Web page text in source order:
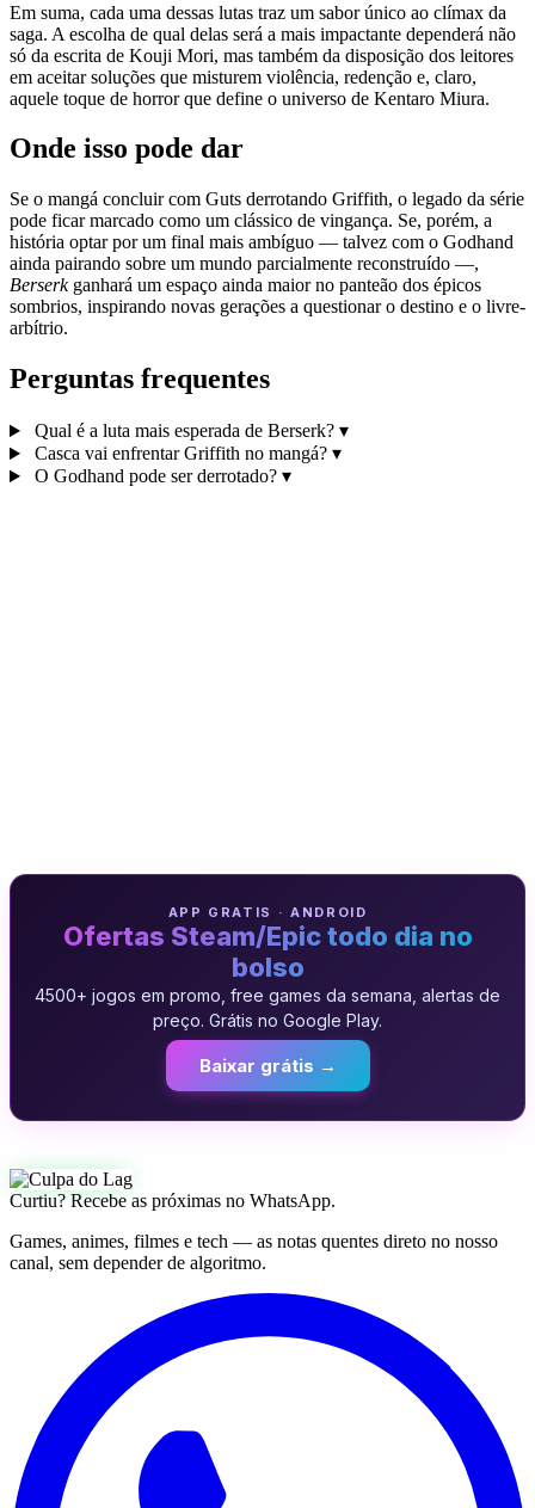
Em suma, cada uma dessas lutas traz um sabor único ao clímax da
saga. A escolha de qual delas será a mais impactante dependerá não
só da escrita de Kouji Mori, mas também da disposição dos leitores
em aceitar soluções que misturem violência, redenção e, claro,
aquele toque de horror que define o universo de Kentaro Miura.
Onde isso pode dar
Se o mangá concluir com Guts derrotando Griffith, o legado da série
pode ficar marcado como um clássico de vingança. Se, porém, a
história optar por um final mais ambíguo — talvez com o Godhand
ainda pairando sobre um mundo parcialmente reconstruído —,
Berserkganhará um espaço ainda maior no panteão dos épicos
sombrios, inspirando novas gerações a questionar o destino e o livre-
arbítrio.
Perguntas frequentes
Qual é a luta mais esperada de Berserk? ▾
Casca vai enfrentar Griffith no mangá? ▾
O Godhand pode ser derrotado? ▾
APP GRATIS · ANDROID
Ofertas Steam/Epic todo dia no
bolso
4500+ jogos em promo, free games da semana, alertas de
preço. Grátis no Google Play.
Baixar grátis →
Curtiu? Recebe as próximas no WhatsApp.
Games, animes, filmes e tech — as notas quentes direto no nosso
canal, sem depender de algoritmo.